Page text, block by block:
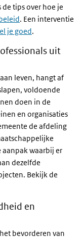
tips over hoe je
. Een interventie
je goed.
uit
leven, hangt af
voldoende
doen in de
en organisaties
de afdeling
waarbij er
dezelfde
Bekijk de
en
bevorderen van